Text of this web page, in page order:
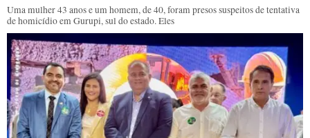
Uma mulher 43 anos e um homem, de 40, foram presos suspeitos de tentativa
de homicídio em Gurupi, sul do estado. Eles